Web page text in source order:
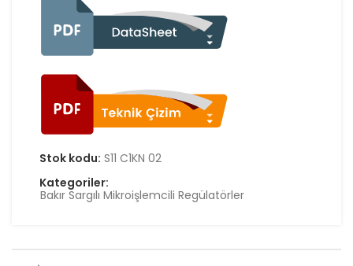
Stok kodu: S11 C1KN 02
Kategoriler:
Bakır Sargılı Mikroişlemcili Regülatörler